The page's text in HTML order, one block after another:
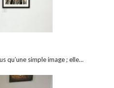
qu’une simple image ; elle…